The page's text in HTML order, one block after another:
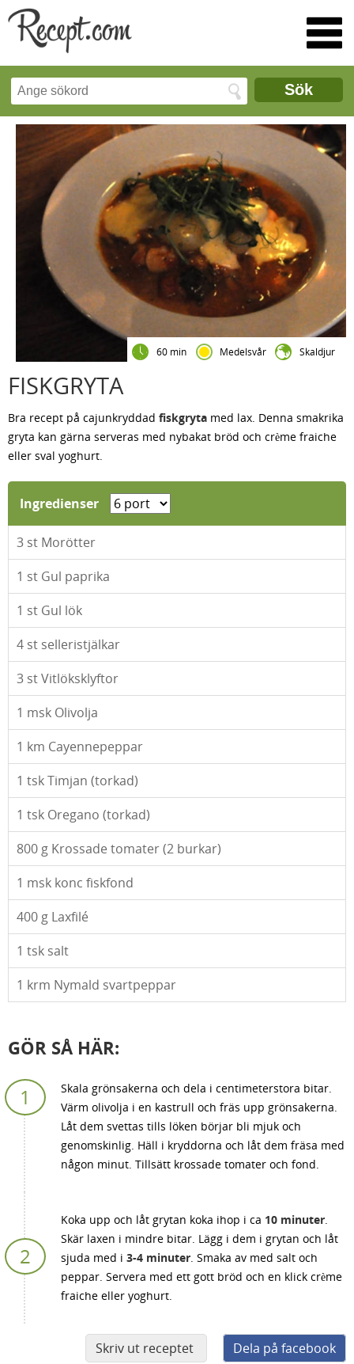
Sök
60 min Medelsvår Skaldjur
FISKGRYTA
Bra recept på cajunkryddad fiskgryta med lax. Denna smakrika
gryta kan gärna serveras med nybakat bröd och crème fraiche
eller sval yoghurt.
Ingredienser
3 st Morötter
1 st Gul paprika
1 st Gul lök
4 st selleristjälkar
3 st Vitlöksklyftor
1 msk Olivolja
1 km Cayennepeppar
1 tsk Timjan (torkad)
1 tsk Oregano (torkad)
800 g Krossade tomater (2 burkar)
1 msk konc fiskfond
400 g Laxfilé
1 tsk salt
1 krm Nymald svartpeppar
GÖR SÅ HÄR:
Skala grönsakerna och dela i centimeterstora bitar.
Värm olivolja i en kastrull och fräs upp grönsakerna.
Låt dem svettas tills löken börjar bli mjuk och
genomskinlig. Häll i kryddorna och låt dem fräsa med
någon minut. Tillsätt krossade tomater och fond.
Koka upp och låt grytan koka ihop i ca 10 minuter.
Skär laxen i mindre bitar. Lägg i dem i grytan och låt
sjuda med i 3-4 minuter. Smaka av med salt och
peppar. Servera med ett gott bröd och en klick crème
fraiche eller yoghurt.
Skriv ut receptet Dela på facebook